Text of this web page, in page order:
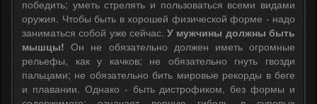
победить; уметь стрелять и пользоваться всеми видами
оружия. Чтобы быть в хорошей физической форме - надо
заниматься собой уже сейчас. У мужчины должны быть
мышцы!Он не обязательно должен иметь огромные
рельефы, как у качков; не обязательно гнуть гвозди
пальцами; не обязательно бить мировые рекорды в беге
и плавании. Однако - быть дистрофиком, без формы и